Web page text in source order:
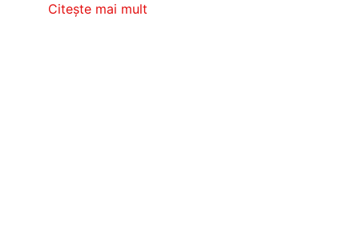
Citește mai mult